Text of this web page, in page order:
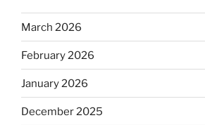
March 2026
February 2026
January 2026
December 2025